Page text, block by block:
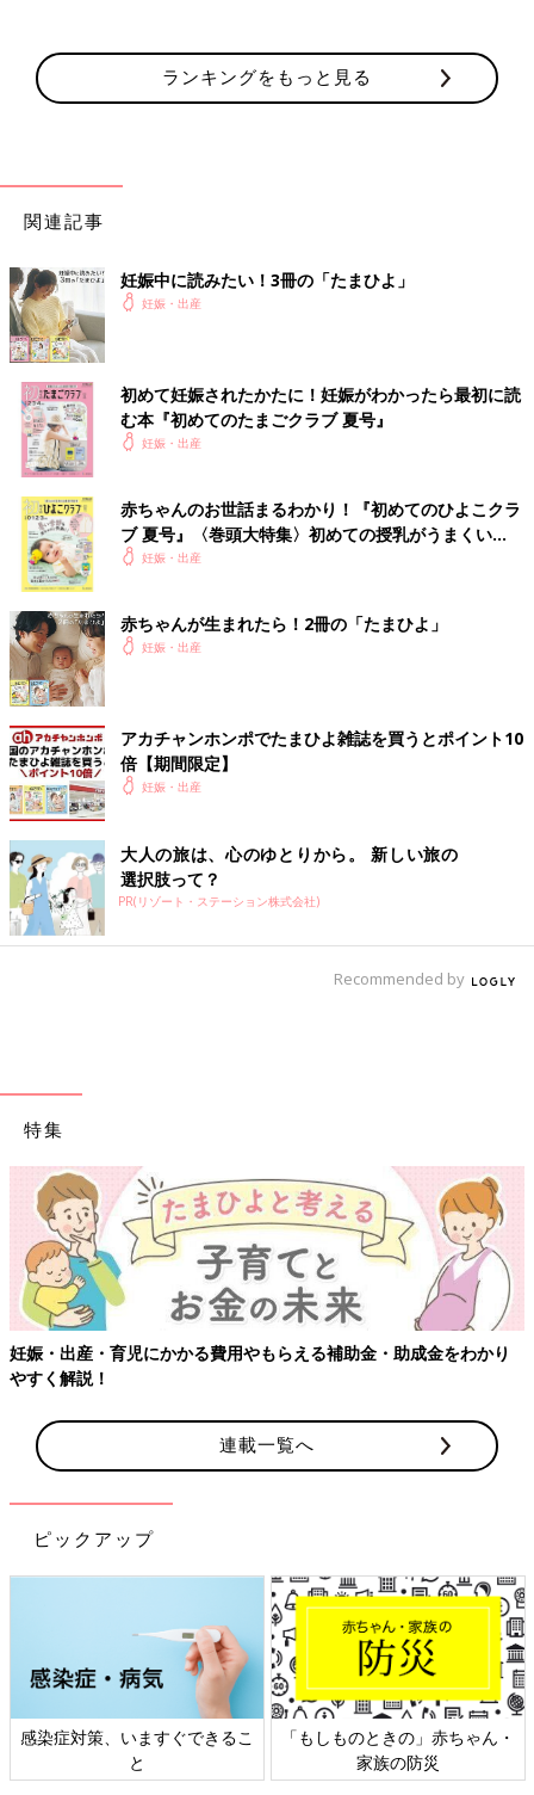
ランキングをもっと見る
関連記事
妊娠中に読みたい！3冊の「たまひよ」
妊娠・出産
初めて妊娠されたかたに！妊娠がわかったら最初に読
む本『初めてのたまごクラブ 夏号』
妊娠・出産
赤ちゃんのお世話まるわかり！『初めてのひよこクラ
ブ 夏号』〈巻頭大特集〉初めての授乳がうまくい
く！ おっぱい・ミルクの基本と夏のトラブル 解決テ
妊娠・出産
赤ちゃんが生まれたら！2冊の「たまひよ」
妊娠・出産
アカチャンホンポでたまひよ雑誌を買うとポイント10
倍【期間限定】
妊娠・出産
大人の旅は、心のゆとりから。 新しい旅の
選択肢って？
PR(リゾート・ステーション株式会社)
Recommended by
特集
妊娠・出産・育児にかかる費用やもらえる補助金・助成金をわかり
やすく解説！
連載一覧へ
ピックアップ
感染症対策、いますぐできるこ
と
「もしものときの」赤ちゃん・
家族の防災